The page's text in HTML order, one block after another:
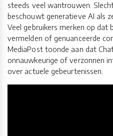
steeds veel wantrouwen.
beschouwt generatieve AI als
Veel gebruikers merken op dat
vermelden of genuanceerde
MediaPost toonde aan dat
onnauwkeurige of verzonnen
over actuele gebeurtenissen.